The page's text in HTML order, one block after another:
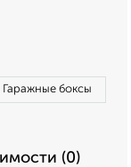
Гаражные боксы
(0)